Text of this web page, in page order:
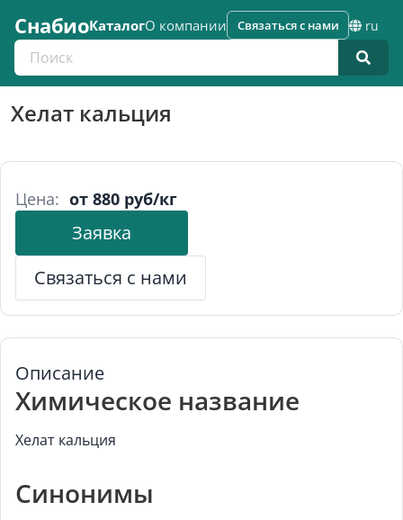
СнабиоКаталогО компании
Поиск по каталогу
Связаться с нами ru
Хелат кальция
Цена: от 880 руб/кг
Заявка
Связаться с нами
Описание
Химическое название
Хелат кальция
Синонимы